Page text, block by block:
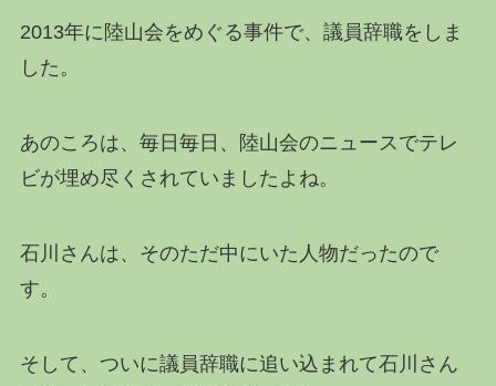
2013年に陸山会をめぐる事件で、議員辞職をしま
した。
あのころは、毎日毎日、陸山会のニュースでテレ
ビが埋め尽くされていましたよね。
石川さんは、そのただ中にいた人物だったので
す。
そして、ついに議員辞職に追い込まれて石川さん